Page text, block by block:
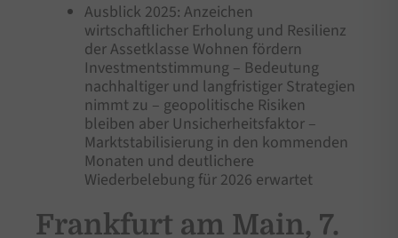
Ausblick 2025: Anzeichen
wirtschaftlicher Erholung und Resilienz
der Assetklasse Wohnen fördern
Investmentstimmung – Bedeutung
nachhaltiger und langfristiger Strategien
nimmt zu – geopolitische Risiken
bleiben aber Unsicherheitsfaktor –
Marktstabilisierung in den kommenden
Monaten und deutlichere
Wiederbelebung für 2026 erwartet
Frankfurt am Main, 7.